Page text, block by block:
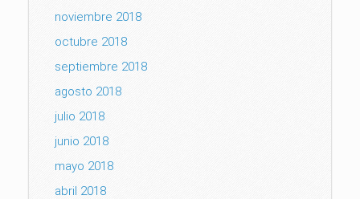
noviembre 2018
octubre 2018
septiembre 2018
agosto 2018
julio 2018
junio 2018
mayo 2018
abril 2018